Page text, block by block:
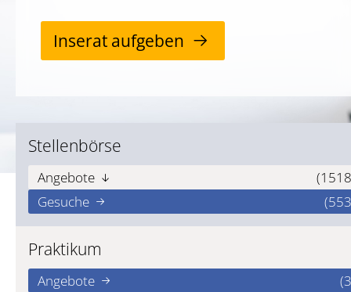
Inserat aufgeben
Stellenbörse
Angebote
Gesuche
Praktikum
Angebote